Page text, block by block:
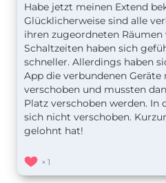
Habe jetzt meinen Extend
Glücklicherweise sind alle
ihren zugeordneten Räumen
Schaltzeiten haben sich
schneller. Allerdings haben
App die verbundenen Geräte
verschoben und mussten
Platz verschoben werden. In
sich nicht verschoben.
gelohnt hat!
1